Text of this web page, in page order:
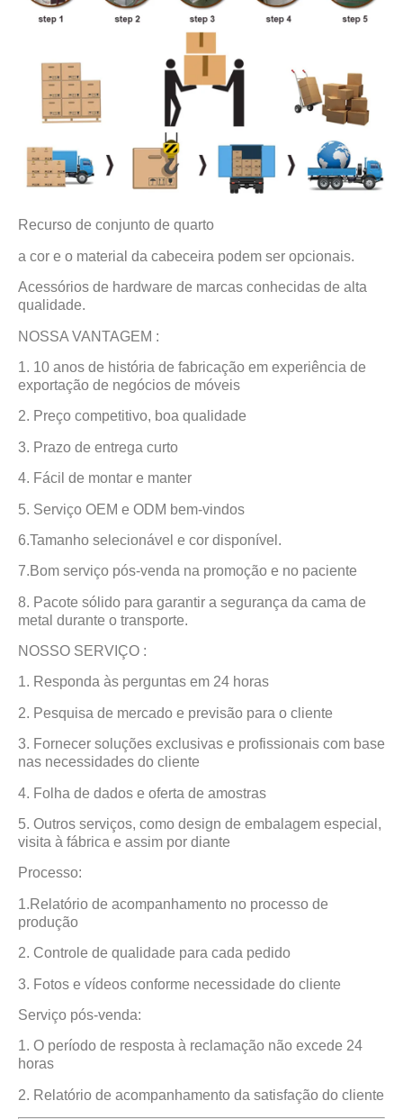
Recurso de conjunto de quarto
a cor e o material da cabeceira podem ser opcionais.
Acessórios de hardware de marcas conhecidas de alta
qualidade.
NOSSA VANTAGEM :
1. 10 anos de história de fabricação em experiência de
exportação de negócios de móveis
2. Preço competitivo, boa qualidade
3. Prazo de entrega curto
4. Fácil de montar e manter
5. Serviço OEM e ODM bem-vindos
6.Tamanho selecionável e cor disponível.
7.Bom serviço pós-venda na promoção e no paciente
8. Pacote sólido para garantir a segurança da cama de
metal durante o transporte.
NOSSO SERVIÇO :
1. Responda às perguntas em 24 horas
2. Pesquisa de mercado e previsão para o cliente
3. Fornecer soluções exclusivas e profissionais com base
nas necessidades do cliente
4. Folha de dados e oferta de amostras
5. Outros serviços, como design de embalagem especial,
visita à fábrica e assim por diante
Processo:
1.Relatório de acompanhamento no processo de
produção
2. Controle de qualidade para cada pedido
3. Fotos e vídeos conforme necessidade do cliente
Serviço pós-venda:
1. O período de resposta à reclamação não excede 24
horas
2. Relatório de acompanhamento da satisfação do cliente